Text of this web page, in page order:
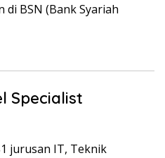
di BSN (Bank Syariah
Specialist
jurusan IT, Teknik